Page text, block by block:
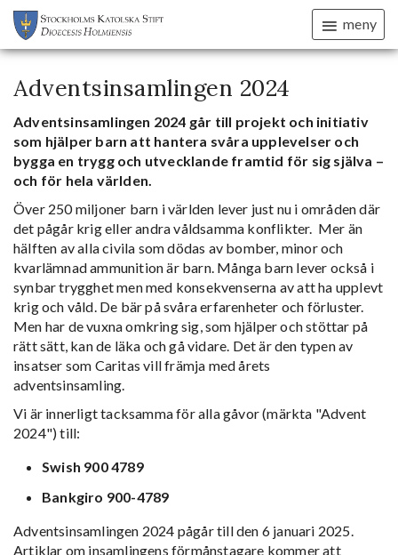
meny
Adventsinsamlingen 2024
Adventsinsamlingen 2024 går till projekt och initiativ
som hjälper barn att hantera svåra upplevelser och
bygga en trygg och utvecklande framtid för sig själva –
och för hela världen.
Över 250 miljoner barn i världen lever just nu i områden där
det pågår krig eller andra våldsamma konflikter. Mer än
hälften av alla civila som dödas av bomber, minor och
kvarlämnad ammunition är barn. Många barn lever också i
synbar trygghet men med konsekvenserna av att ha upplevt
krig och våld. De bär på svåra erfarenheter och förluster.
Men har de vuxna omkring sig, som hjälper och stöttar på
rätt sätt, kan de läka och gå vidare. Det är den typen av
insatser som Caritas vill främja med årets
adventsinsamling.
Vi är innerligt tacksamma för alla gåvor (märkta "Advent
2024") till:
Swish 900 4789
Bankgiro 900-4789
Adventsinsamlingen 2024 pågår till den 6 januari 2025.
Artiklar om insamlingens förmånstagare kommer att